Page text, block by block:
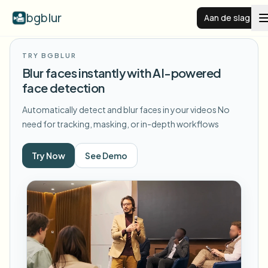
bgblur Aan de slag
Voorbeelden
Blader door de volledige voorbeeldenbibliotheek
Gezicht vervagen
Kenteken vervagen
Functies
View all features
Browse every blur tool in one place
Zakelijk
Scholen & onderwijs
Bronnen
TRY BGBLUR
Blur faces instantly with AI-powered
face detection
Automatically detect and blur faces in your videosNo
need for tracking, masking, or in-depth workflows
Try Now See Demo